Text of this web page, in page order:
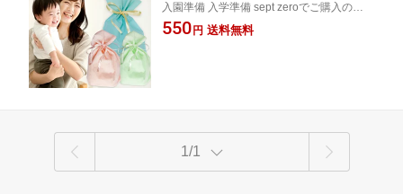
グ らっぴんぐ
入園準備 入学準備 sept zeroでご購入のアイ
テムをラッピングいたします ハーフバース
デー 成長記録 口コミ 買い回り便利グッズ
550 円 送料無料
1/1